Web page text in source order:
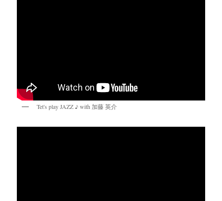
Tet's play JAZZ ♪ with 加藤 英介